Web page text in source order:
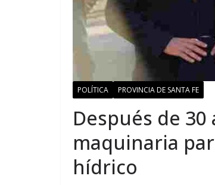
POLÍTICA PROVINCIA DE SANTA FE
Después de
maquinaria
hídrico